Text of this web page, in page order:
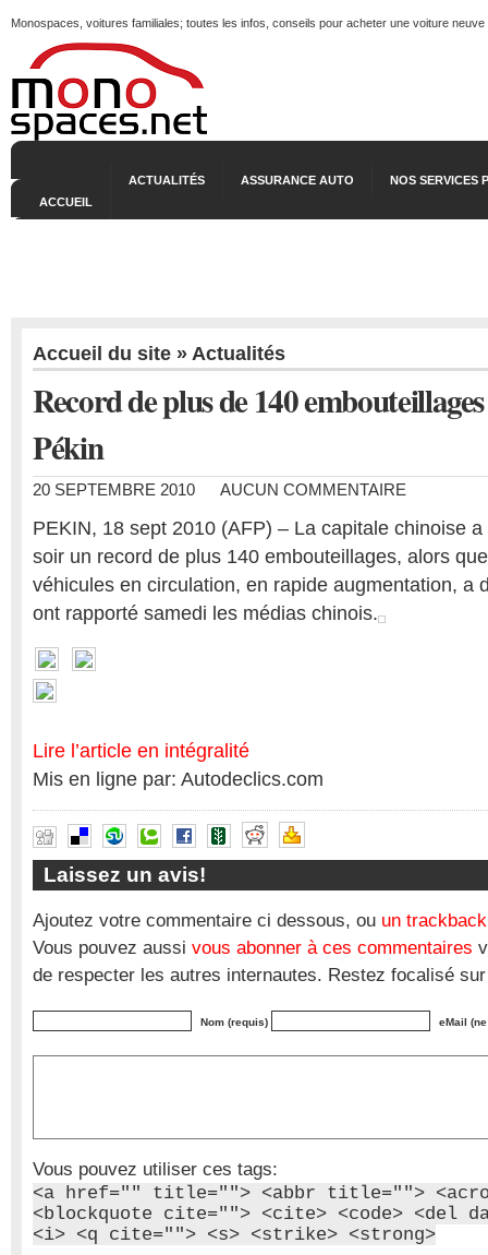
Monospaces, voitures familiales; toutes les infos, conseils pour acheter une voiture
ACCUEIL
ACTUALITÉS ASSURANCE AUTO NOS SERVICES
Accueil du site » Actualités
Record de plus de 140
Pékin
20 SEPTEMBRE 2010 AUCUN COMMENTAIRE
PEKIN, 18 sept 2010 (AFP) – La capitale chinoise
soir un record de plus 140 embouteillages, alors
véhicules en circulation, en rapide augmentation, a
ont rapporté samedi les médias chinois.
Lire l’article en intégralité
Mis en ligne par: Autodeclics.com
Laissez un avis!
Ajoutez votre commentaire ci dessous, ou un trackback
Vous pouvez aussi vous abonner à ces commentaires
de respecter les autres internautes. Restez focalisé
Nom (requis) eMail
Vous pouvez utiliser ces tags:
<a href="" title=""> <abbr title="">
<blockquote cite=""> <cite> <code> <del
<i> <q cite=""> <s> <strike> <strong>